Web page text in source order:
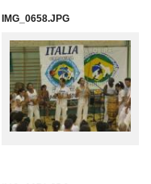
IMG_0658.JPG